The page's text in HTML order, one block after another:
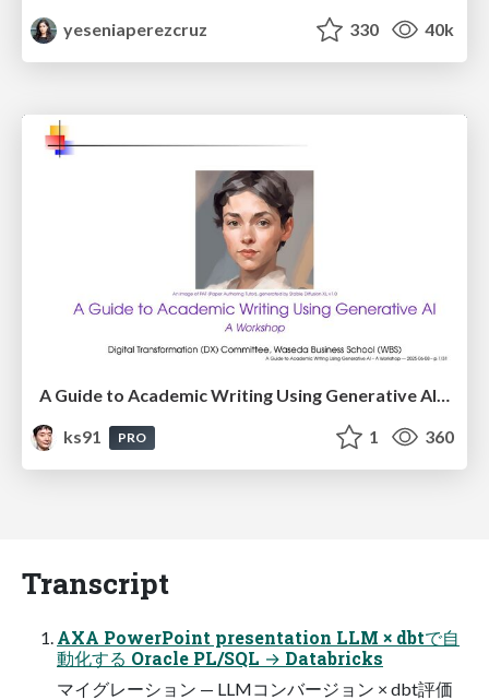
yeseniaperezcruz
330 40k
A Guide to Academic Writing Using Generative AI - A Workshop
ks91
PRO 1 360
Transcript
AXA PowerPoint presentation LLM × dbtで自
動化する Oracle PL/SQL → Databricks
マイグレーション — LLMコンバージョン × dbt評価